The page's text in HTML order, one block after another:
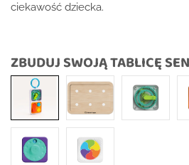
ciekawość dziecka.
ZBUDUJ SWOJĄ TABLICĘ